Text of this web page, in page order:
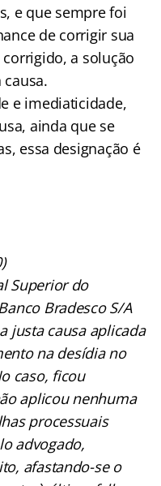
e que sempre foi
de corrigir sua
a solução
e imediaticidade,
ainda que se
essa designação é
Superior do
Bradesco S/A
justa causa aplicada
na desídia no
caso, ficou
aplicou nenhuma
processuais
advogado,
afastando-se o